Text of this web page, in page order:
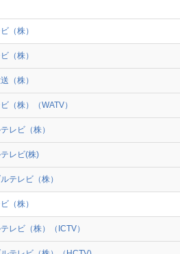
（株）
（株）
（株）
（株）（WATV）
レビ（株）
レビ(株)
テレビ（株）
（株）
レビ（株）（ICTV）